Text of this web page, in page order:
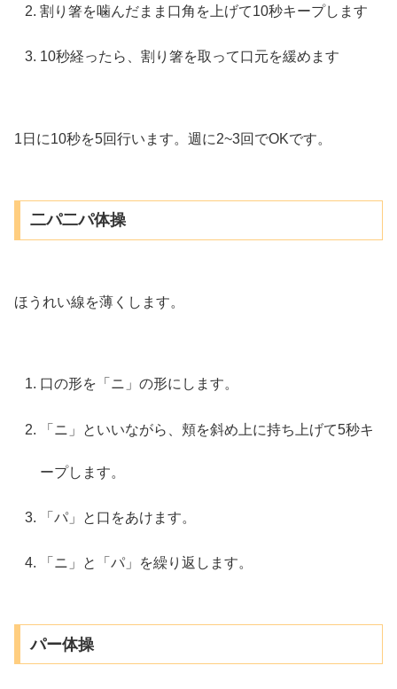
割り箸を噛んだまま口角を上げて10秒キープします
10秒経ったら、割り箸を取って口元を緩めます
1日に10秒を5回行います。週に2~3回でOKです。
二パ二パ体操
ほうれい線を薄くします。
口の形を「ニ」の形にします。
「ニ」といいながら、頬を斜め上に持ち上げて5秒キ
ープします。
「パ」と口をあけます。
「ニ」と「パ」を繰り返します。
パー体操